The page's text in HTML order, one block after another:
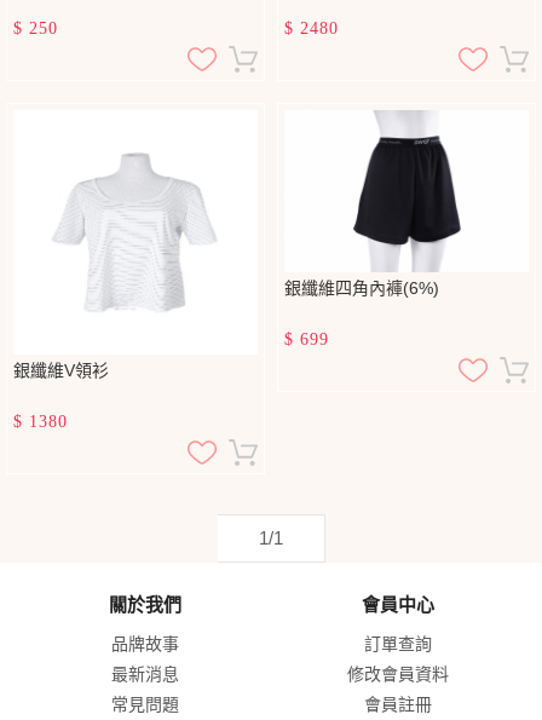
$ 250 $ 2480
銀纖維V領衫
$ 1380
銀纖維四角內褲(6%)
$ 699
1/1
關於我們
品牌故事
最新消息
常見問題
會員中心
訂單查詢
修改會員資料
會員註冊